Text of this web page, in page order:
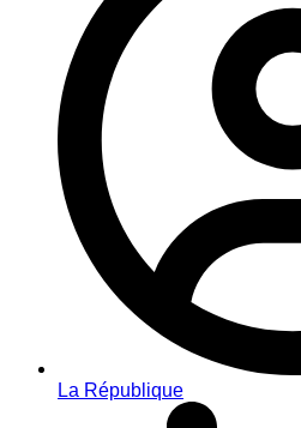
La République